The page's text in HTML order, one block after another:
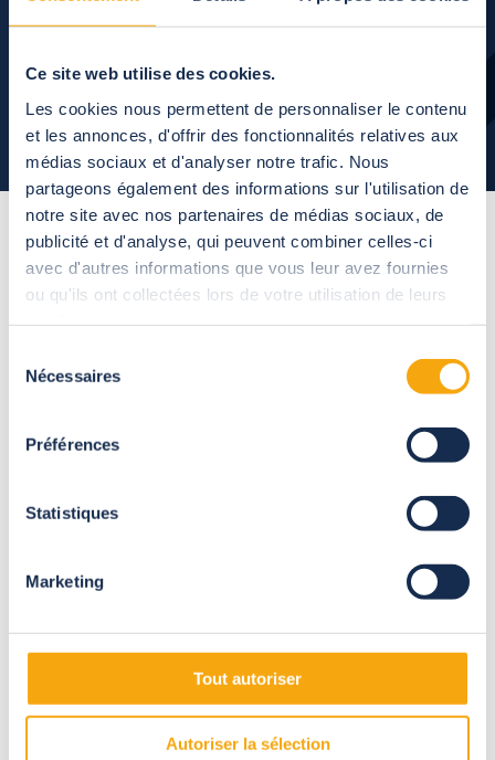
Ce site web utilise des cookies.
Les cookies nous permettent de personnaliser le contenu
et les annonces, d'offrir des fonctionnalités relatives aux
médias sociaux et d'analyser notre trafic. Nous
partageons également des informations sur l'utilisation de
notre site avec nos partenaires de médias sociaux, de
publicité et d'analyse, qui peuvent combiner celles-ci
avec d'autres informations que vous leur avez fournies
ou qu'ils ont collectées lors de votre utilisation de leurs
Nécessaires
Préférences
Statistiques
Marketing
Tout autoriser
Autoriser la sélection
La cronologiadel
progetto
Mettiamo a punto il progetto e la soluzione più adeguata